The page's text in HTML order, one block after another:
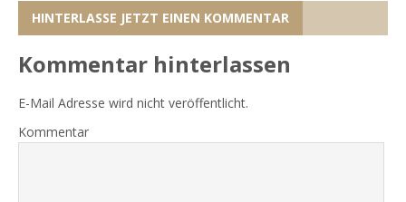
HINTERLASSE JETZT EINEN KOMMENTAR
Kommentar hinterlassen
E-Mail Adresse wird nicht veröffentlicht.
Kommentar